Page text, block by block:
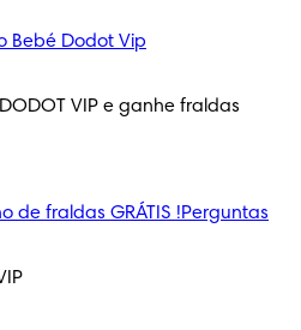
Bebé Dodot Vip
VIP e ganhe fraldas
de fraldas GRÁTIS !Perguntas